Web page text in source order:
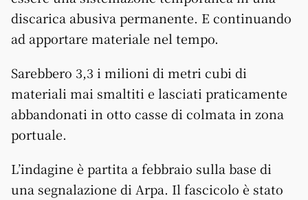
discarica abusiva permanente. E continuando
ad apportare materiale nel tempo.
Sarebbero 3,3 i milioni di metri cubi di
materiali mai smaltiti e lasciati praticamente
abbandonati in otto casse di colmata in zona
portuale.
L’indagine è partita a febbraio sulla base di
una segnalazione di Arpa. Il fascicolo è stato